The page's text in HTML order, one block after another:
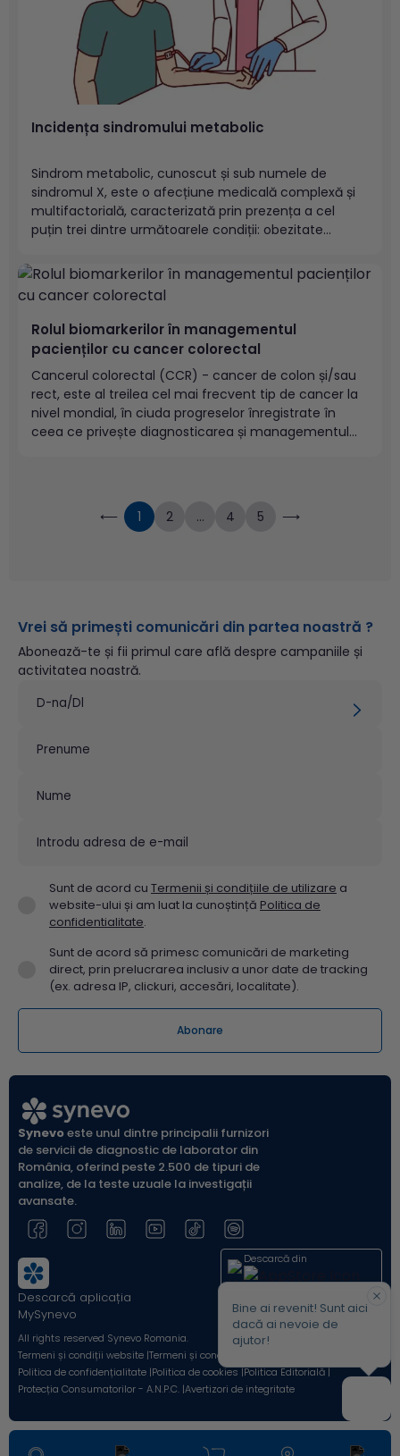
Incidența sindromului metabolic
Sindrom metabolic, cunoscut și sub numele de
sindromul X, este o afecțiune medicală complexă și
multifactorială, caracterizată prin prezența a cel
puțin trei dintre următoarele condiții: obezitate
al colesterolului HDL, hipertensiune arterială și nivel
crescut al glucozei în sânge. Aceste condiții cresc
riscul...
Rolul biomarkerilor în managementul
pacienților cu cancer colorectal
Cancerul colorectal (CCR) - cancer de colon și/sau
rect, este al treilea cel mai frecvent tip de cancer la
nivel mondial, în ciuda progreselor înregistrate în
ceea ce privește diagnosticarea și managementul
⟵
1 2 ... 4 5 ⟶
Vrei să primești comunicări din partea noastră ?
Abonează-te și fii primul care află despre campaniile și
activitatea noastră.
Sunt de acord cu Termenii și condițiile de utilizare a
website-ului și am luat la cunoștință Politica de
confidentialitate.
Sunt de acord să primesc comunicări de marketing
direct, prin prelucrarea inclusiv a unor date de tracking
(ex. adresa IP, clickuri, accesări, localitate).
Synevoeste unul dintre principalii furnizori
de servicii de diagnostic de laborator din
România, oferind peste 2.500 de tipuri de
analize, de la teste uzuale la investigații
avansate.
Descarcă aplicația
MySynevo
Descarcă din
All rights reserved Synevo Romania.
Termeni și condiții website |Termeni și condiții Shop Online |
Politica de confidențialitate |Politica de cookies |Politica Editorială |
Protecția Consumatorilor - A.N.P.C. |Avertizori de integritate
Bine ai revenit! Sunt aici
dacă ai nevoie de
ajutor!